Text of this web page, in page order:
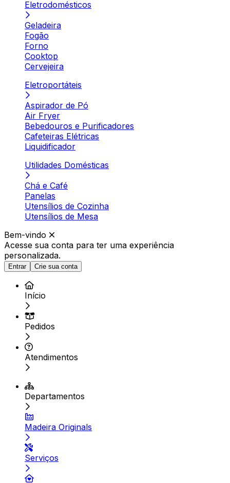
Eletrodomésticos
Geladeira
Fogão
Forno
Cooktop
Cervejeira
Eletroportáteis
Aspirador de Pó
Air Fryer
Bebedouros e Purificadores
Cafeteiras Elétricas
Liquidificador
Utilidades Domésticas
Chá e Café
Panelas
Utensílios de Cozinha
Utensílios de Mesa
Bem-vindo
Acesse sua conta para ter uma experiência
personalizada.
Entrar Crie sua conta
Início
Pedidos
Atendimentos
Departamentos
Madeira Originals
Serviços